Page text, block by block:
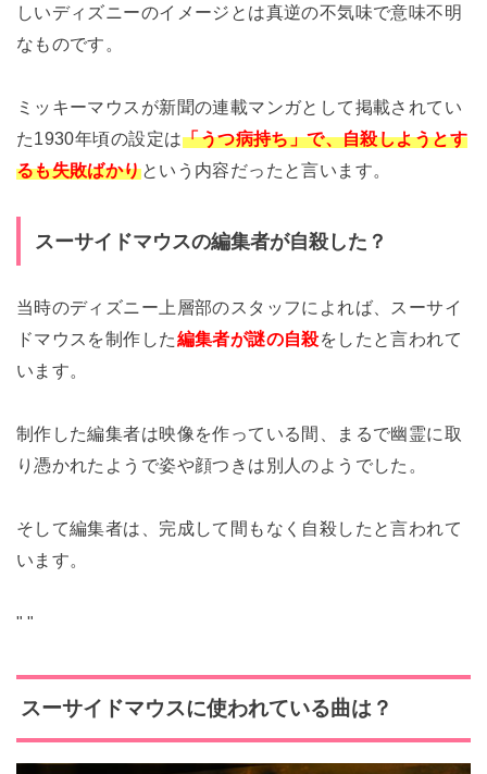
しいディズニーのイメージとは真逆の不気味で意味不明
なものです。
ミッキーマウスが新聞の連載マンガとして掲載されてい
た1930年頃の設定は「うつ病持ち」で、自殺しようとす
るも失敗ばかりという内容だったと言います。
スーサイドマウスの編集者が自殺した？
当時のディズニー上層部のスタッフによれば、 スーサイ
ドマウスを制作した編集者が謎の自殺をしたと言われて
います。
制作した編集者は映像を作っている間、まるで幽霊に取
り憑かれたようで姿や顔つきは別人のようでした。
そして編集者は、完成して間もなく自殺したと言われて
います。
" "
スーサイドマウスに使われている曲は？